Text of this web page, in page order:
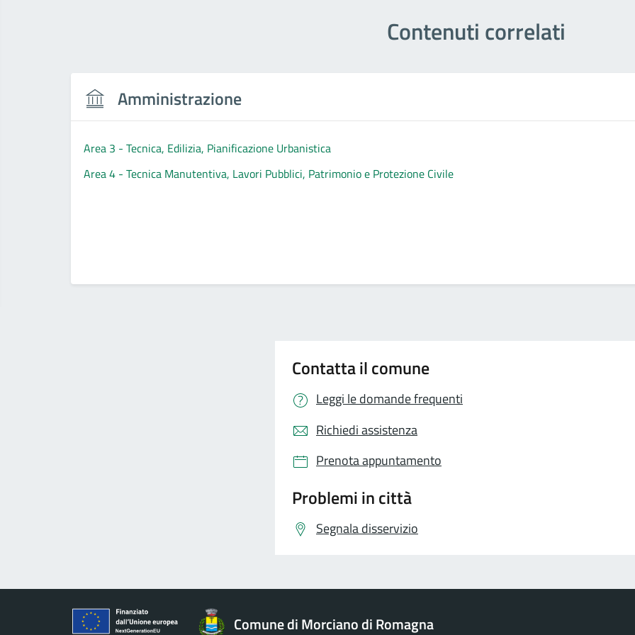
Contenuti correlati
Amministrazione
Area 3 - Tecnica, Edilizia, Pianificazione Urbanistica
Area 4 - Tecnica Manutentiva, Lavori Pubblici, Patrimonio e Protezione Civile
Contatta il comune
Leggi le domande frequenti
Richiedi assistenza
Prenota appuntamento
Problemi in città
Segnala disservizio
Comune di Morciano di Romagna